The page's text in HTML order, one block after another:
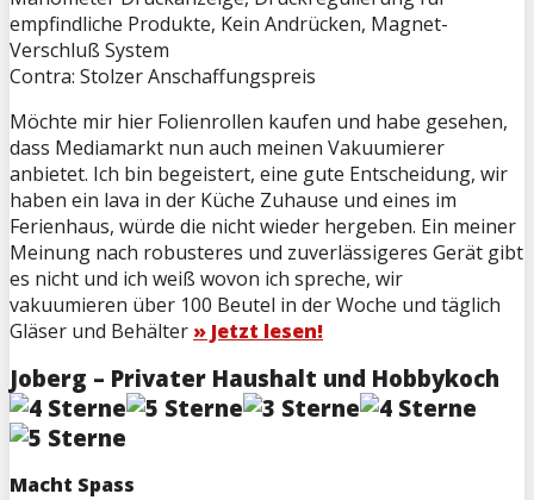
empfindliche Produkte, Kein Andrücken, Magnet-
Verschluß System
Contra: Stolzer Anschaffungspreis
Möchte mir hier Folienrollen kaufen und habe gesehen,
dass Mediamarkt nun auch meinen Vakuumierer
anbietet. Ich bin begeistert, eine gute Entscheidung, wir
haben ein lava in der Küche Zuhause und eines im
Ferienhaus, würde die nicht wieder hergeben. Ein meiner
Meinung nach robusteres und zuverlässigeres Gerät gibt
es nicht und ich weiß wovon ich spreche, wir
vakuumieren über 100 Beutel in der Woche und täglich
Gläser und Behälter » Jetzt lesen!
Joberg – Privater Haushalt und Hobbykoch
Macht Spass